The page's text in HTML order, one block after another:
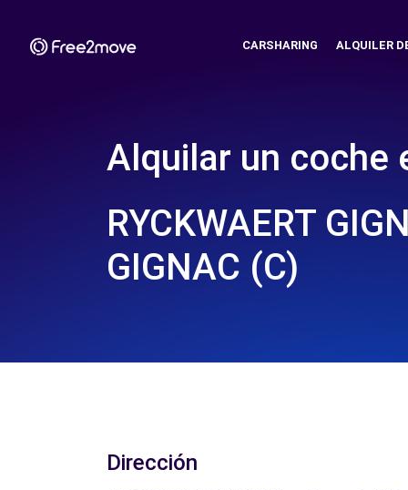
CARSHARING ALQUILER
Alquilar un coche
RYCKWAERT
GIGNAC (C)
Dirección